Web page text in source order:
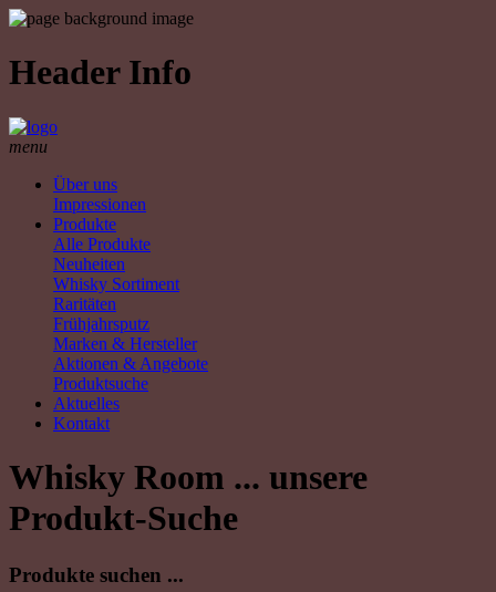
Header Info
menu
Über uns
Impressionen
Produkte
Alle Produkte
Neuheiten
Whisky Sortiment
Raritäten
Frühjahrsputz
Marken & Hersteller
Aktionen & Angebote
Produktsuche
Aktuelles
Kontakt
Whisky Room ... unsere
Produkt-Suche
Produkte suchen ...